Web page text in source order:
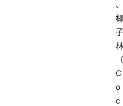
、
椰
子
林
（
C
o
c